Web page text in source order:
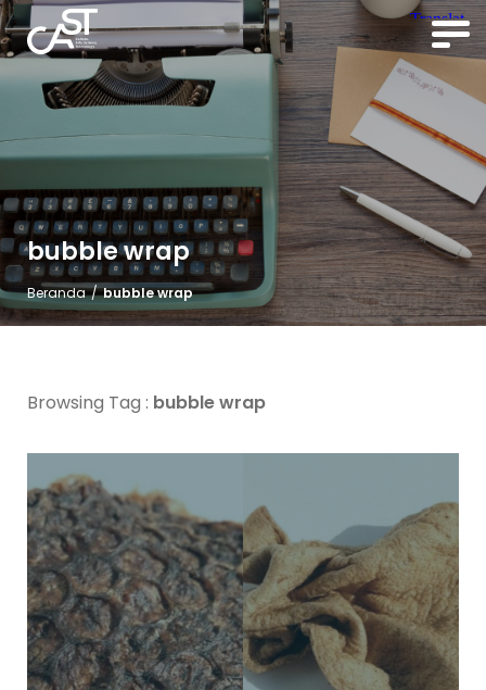
bubble wrap
Beranda / bubble wrap
Browsing Tag : bubble wrap